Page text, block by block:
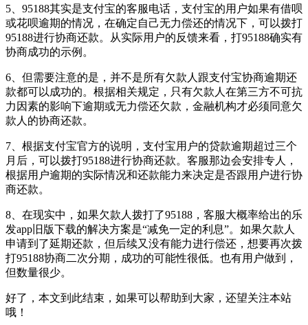
5、95188其实是支付宝的客服电话，支付宝的用户如果有借呗
或花呗逾期的情况，在确定自己无力偿还的情况下，可以拨打
95188进行协商还款。从实际用户的反馈来看，打95188确实有
协商成功的示例。
6、但需要注意的是，并不是所有欠款人跟支付宝协商逾期还
款都可以成功的。根据相关规定，只有欠款人在第三方不可抗
力因素的影响下逾期或无力偿还欠款，金融机构才必须同意欠
款人的协商还款。
7、根据支付宝官方的说明，支付宝用户的贷款逾期超过三个
月后，可以拨打95188进行协商还款。客服那边会安排专人，
根据用户逾期的实际情况和还款能力来决定是否跟用户进行协
商还款。
8、在现实中，如果欠款人拨打了95188，客服大概率给出的乐
发app旧版下载的解决方案是“减免一定的利息”。如果欠款人
申请到了延期还款，但后续又没有能力进行偿还，想要再次拨
打95188协商二次分期，成功的可能性很低。也有用户做到，
但数量很少。
好了，本文到此结束，如果可以帮助到大家，还望关注本站
哦！